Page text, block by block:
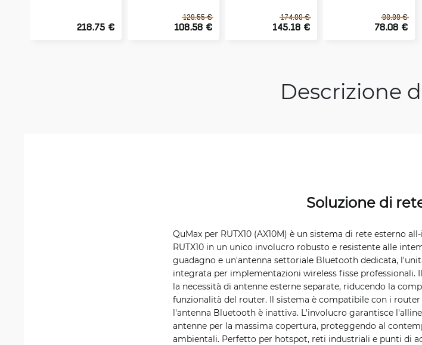
218.75 €
129.55 €
108.58 €
174.00 €
145.18 €
98.99 €
78.08 €
Descrizione
Soluzione di
QuMax per RUTX10 (AX10M) è un sistema di rete esterno
RUTX10 in un unico involucro robusto e resistente alle
guadagno e un'antenna settoriale Bluetooth dedicata,
integrata per implementazioni wireless fisse
la necessità di antenne esterne separate, riducendo la
funzionalità del router. Il sistema è compatibile con i router
l'antenna Bluetooth è inattiva. L'involucro garantisce
antenne per la massima copertura, proteggendo al
ambientali. Perfetto per hotspot, reti industriali e punti di